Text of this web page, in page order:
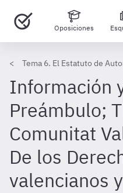
Oposiciones
Tema 6. El Estatuto de
Información
Preámbulo;
Comunitat
De los
valencianos